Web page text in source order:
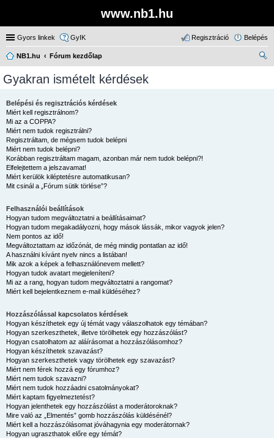
www.nb1.hu
Gyors linkek GyIK Belépés
Regisztráció
NB1.hu
Fórum kezdőlap
Gyakran ismételt kérdések
Belépési és regisztrációs kérdések
Miért kell regisztrálnom?
Mi az a COPPA?
Miért nem tudok regisztrálni?
Regisztráltam, de mégsem tudok belépni
Miért nem tudok belépni?
Korábban regisztráltam magam, azonban már nem tudok belépni?!
Elfelejtettem a jelszavamat!
Miért kerülök kiléptetésre automatikusan?
Mit csinál a „Fórum sütik törlése”?
Felhasználói beállítások
Hogyan tudom megváltoztatni a beállításaimat?
Hogyan tudom megakadályozni, hogy mások lássák, mikor vagyok jelen?
Nem pontos az idő!
Megváltoztattam az időzónát, de még mindig pontatlan az idő!
A használni kívánt nyelv nincs a listában!
Mik azok a képek a felhasználónevem mellett?
Hogyan tudok avatart megjeleníteni?
Mi az a rang, hogyan tudom megváltoztatni a rangomat?
Miért kell bejelentkeznem e-mail küldéséhez?
Hozzászólással kapcsolatos kérdések
Hogyan készíthetek egy új témát vagy válaszolhatok egy témában?
Hogyan szerkeszthetek, illetve törölhetek egy hozzászólást?
Hogyan csatolhatom az aláírásomat a hozzászólásomhoz?
Hogyan készíthetek szavazást?
Hogyan szerkeszthetek vagy törölhetek egy szavazást?
Miért nem férek hozzá egy fórumhoz?
Miért nem tudok szavazni?
Miért nem tudok hozzáadni csatolmányokat?
Miért kaptam figyelmeztetést?
Hogyan jelenthetek egy hozzászólást a moderátoroknak?
Mire való az „Elmentés” gomb hozzászólás küldésénél?
Miért kell a hozzászólásomat jóváhagynia egy moderátornak?
Hogyan ugraszthatok előre egy témát?